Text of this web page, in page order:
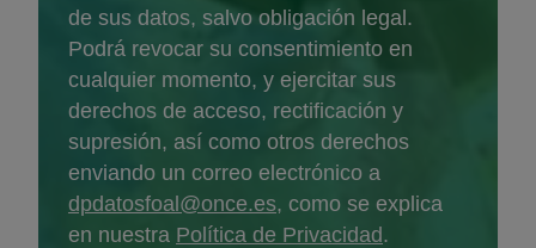
de sus datos, salvo obligación legal.
Podrá revocar su consentimiento en
cualquier momento, y ejercitar sus
derechos de acceso, rectificación y
supresión, así como otros derechos
enviando un correo electrónico a
dpdatosfoal@once.es, como se explica
en nuestra Política de Privacidad.